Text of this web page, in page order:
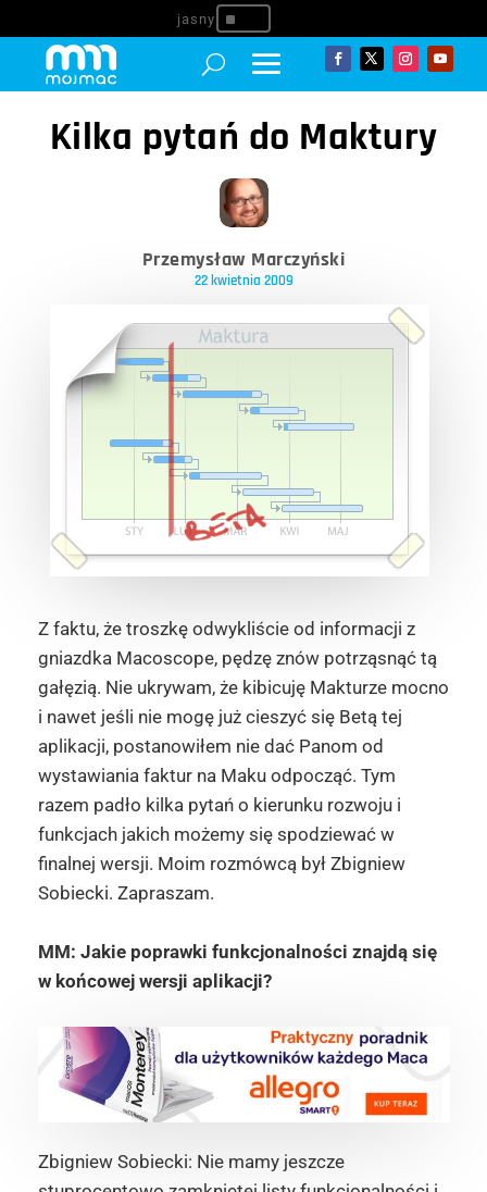
^
Kilka pytań do Maktury
Przemysław Marczyński
22 kwietnia 2009
Z faktu, że troszkę odwykliście od informacji z
gniazdka Macoscope, pędzę znów potrząsnąć tą
gałęzią. Nie ukrywam, że kibicuję Makturze mocno
i nawet jeśli nie mogę już cieszyć się Betą tej
aplikacji, postanowiłem nie dać Panom od
wystawiania faktur na Maku odpocząć. Tym
razem padło kilka pytań o kierunku rozwoju i
funkcjach jakich możemy się spodziewać w
finalnej wersji. Moim rozmówcą był Zbigniew
Sobiecki. Zapraszam.
MM: Jakie poprawki funkcjonalności znajdą się
w końcowej wersji aplikacji?
Zbigniew Sobiecki: Nie mamy jeszcze